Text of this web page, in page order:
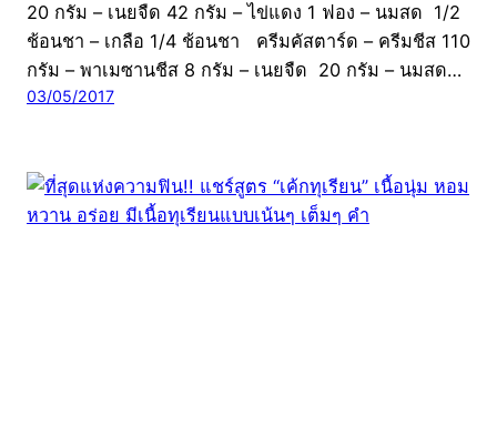
20 กรัม – เนยจืด 42 กรัม – ไข่แดง 1 ฟอง – นมสด 1/2
ช้อนชา – เกลือ 1/4 ช้อนชา ครีมคัสตาร์ด – ครีมชีส 110
กรัม – พาเมซานชีส 8 กรัม – เนยจืด 20 กรัม – นมสด…
03/05/2017